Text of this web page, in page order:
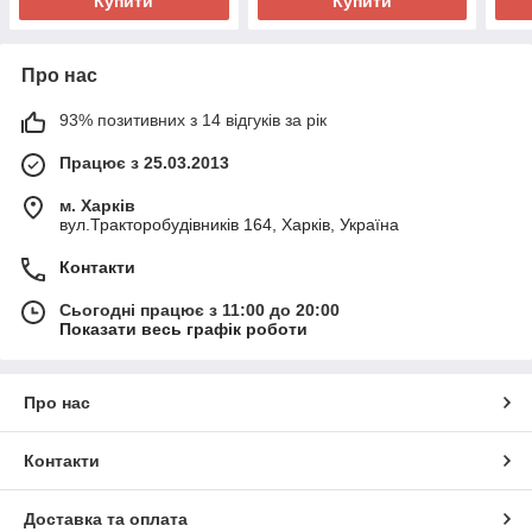
Про нас
93% позитивних з 14 відгуків за рік
Працює з 25.03.2013
м. Харків
вул.Тракторобудівників 164, Харків, Україна
Контакти
Сьогодні працює з 11:00 до 20:00
Показати весь графік роботи
Про нас
Контакти
Доставка та оплата